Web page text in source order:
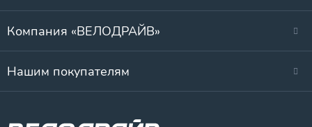
Компания «ВЕЛОДРАЙВ»
Нашим покупателям